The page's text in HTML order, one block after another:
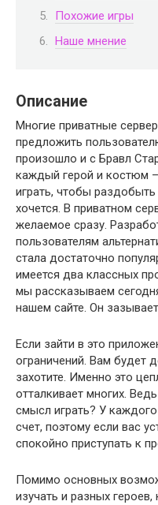
Похожие игры
Наше мнение
Описание
Многие приватные
предложить
произошло и с Бравл
каждый герой и костюм
играть, чтобы раздобыть
хочется. В приватном
желаемое сразу.
пользователям
стала достаточно
имеется два классных
мы рассказываем
нашем сайте. Он
Если зайти в это
ограничений. Вам будет
захотите. Именно это
отталкивает многих.
смысл играть? У
счет, поэтому если вас
спокойно приступать к
Помимо основных
изучать и разных